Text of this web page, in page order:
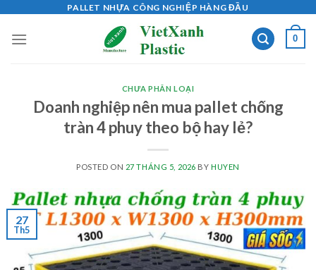
content
PALLET NHỰA CÔNG NGHIỆP HÀNG ĐẦU
0
CHƯA PHÂN LOẠI
Doanh nghiệp nên mua pallet chống
tràn 4 phuy theo bộ hay lẻ?
POSTED ON 27 THÁNG 5, 2026 BY HUYEN
27
Th5